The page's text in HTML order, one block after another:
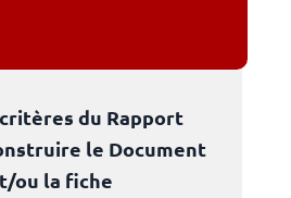
du Rapport
le Document
ou la fiche